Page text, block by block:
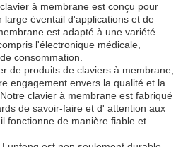
à membrane est conçu pour
large éventail d'applications et de
est adapté à une variété
l'électronique médicale,
consommation.
de produits de claviers à membrane,
engagement envers la qualité et la
clavier à membrane est fabriqué
de savoir-faire et d' attention aux
fonctionne de manière fiable et